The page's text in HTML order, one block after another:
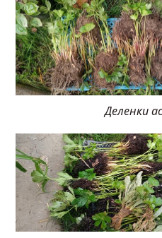
Деленки